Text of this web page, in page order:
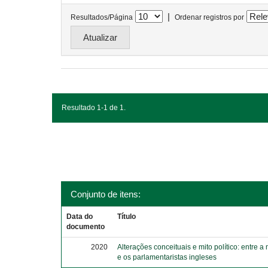
Resultados/Página | Ordenar registros por
Resultado 1-1 de 1.
Conjunto de itens:
Data do
documento
Título
2020
Alterações conceituais e mito político: entre a
e os parlamentaristas ingleses